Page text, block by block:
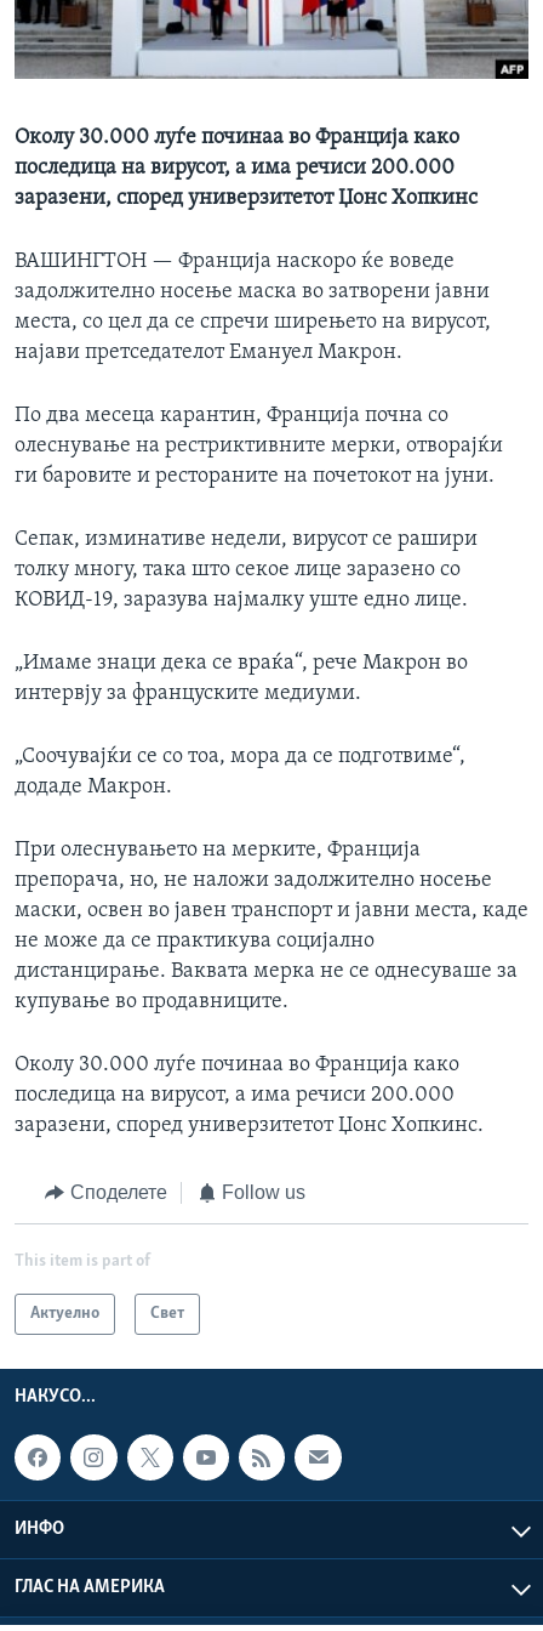
ИНТЕРВЈУА
Јазици
Околу 30.000 луѓе починаа во Франција како
последица на вирусот, а има речиси 200.000
заразени, според универзитетот Џонс Хопкинс
ВАШИНГТОН — Франција наскоро ќе воведе
задолжително носење маска во затворени јавни
места, со цел да се спречи ширењето на вирусот,
најави претседателот Емануел Макрон.
По два месеца карантин, Франција почна со
олеснување на рестриктивните мерки, отворајќи
ги баровите и рестораните на почетокот на јуни.
Сепак, изминативе недели, вирусот се рашири
толку многу, така што секое лице заразено со
КОВИД-19, заразува најмалку уште едно лице.
„Имаме знаци дека се враќа“, рече Макрон во
интервју за француските медиуми.
„Соочувајќи се со тоа, мора да се подготвиме“,
додаде Макрон.
При олеснувањето на мерките, Франција
препорача, но, не наложи задолжително носење
маски, освен во јавен транспорт и јавни места, каде
не може да се практикува социјално
дистанцирање. Ваквата мерка не се однесуваше за
купување во продавниците.
Околу 30.000 луѓе починаа во Франција како
последица на вирусот, а има речиси 200.000
заразени, според универзитетот Џонс Хопкинс.
Споделете Follow us
This item is part of
Актуелно Свет
НАКУСО...
ИНФО
ГЛАС НА АМЕРИКА